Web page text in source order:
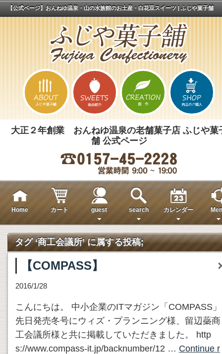
【公式ページ】おんねゆ温泉・山の水族館のお土産・白花豆スイーツ | ふじや菓子舗
大正２年創業 おんねゆ温泉の老舗菓子店 ふじや菓
舗 公式ページ
Home カート guest search カレンダー
タグ ‘商工会議所’ に属する投稿;
【COMPASS】
2016/1/28
こんにちは。 中小企業のITマガジン「COMPASS」
先日発売冬号にウィズ・プランニング様、留辺蘂商
工会議所様と共に掲載していただきました。 http
s://www.compass-it.jp/backnumber/12 … Continue r